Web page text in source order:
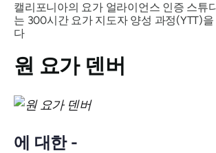
캘리포니아의 요가 얼라이언스 인증 스튜
는 300시간 요가 지도자 양성 과정(YTT)
다
원 요가 덴버
에 대한 -